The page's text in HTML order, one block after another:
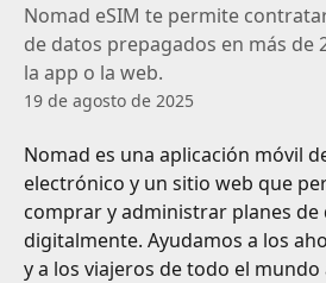
Nomad eSIM te permite
de datos prepagados en más de
la app o la web.
19 de agosto de 2025
Nomad es una aplicación móvil
electrónico y un sitio web que
comprar y administrar planes de
digitalmente. Ayudamos a los
y a los viajeros de todo el